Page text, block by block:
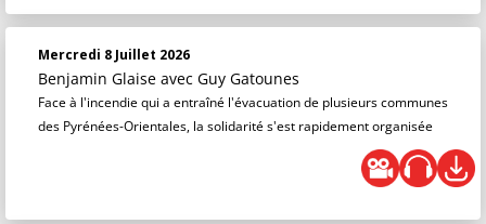
Mercredi 8 Juillet 2026
Benjamin Glaise avec Guy Gatounes
Face à l'incendie qui a entraîné l'évacuation de plusieurs communes
des Pyrénées-Orientales, la solidarité s'est rapidement organisée